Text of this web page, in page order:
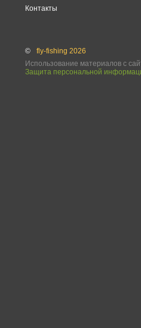
Контакты
©
fly-fishing 2026
Использование материалов с
Защита персональной